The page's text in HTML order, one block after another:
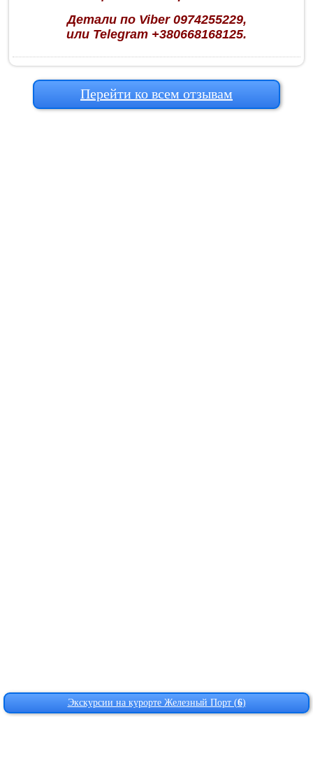
Детали по Viber 0974255229,
или Telegram +380668168125.
Перейти ко всем отзывам
Экскурсии на курорте Железный Порт (6)